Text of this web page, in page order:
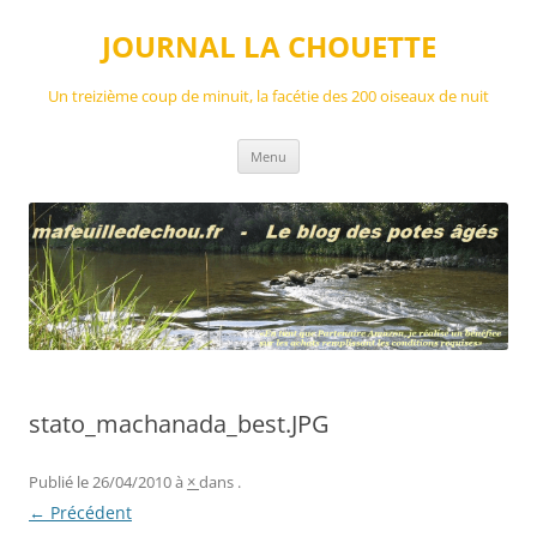
JOURNAL LA CHOUETTE
Un treizième coup de minuit, la facétie des 200 oiseaux de nuit
Menu
stato_machanada_best.JPG
Publié le26/04/2010à ×dans .
← Précédent